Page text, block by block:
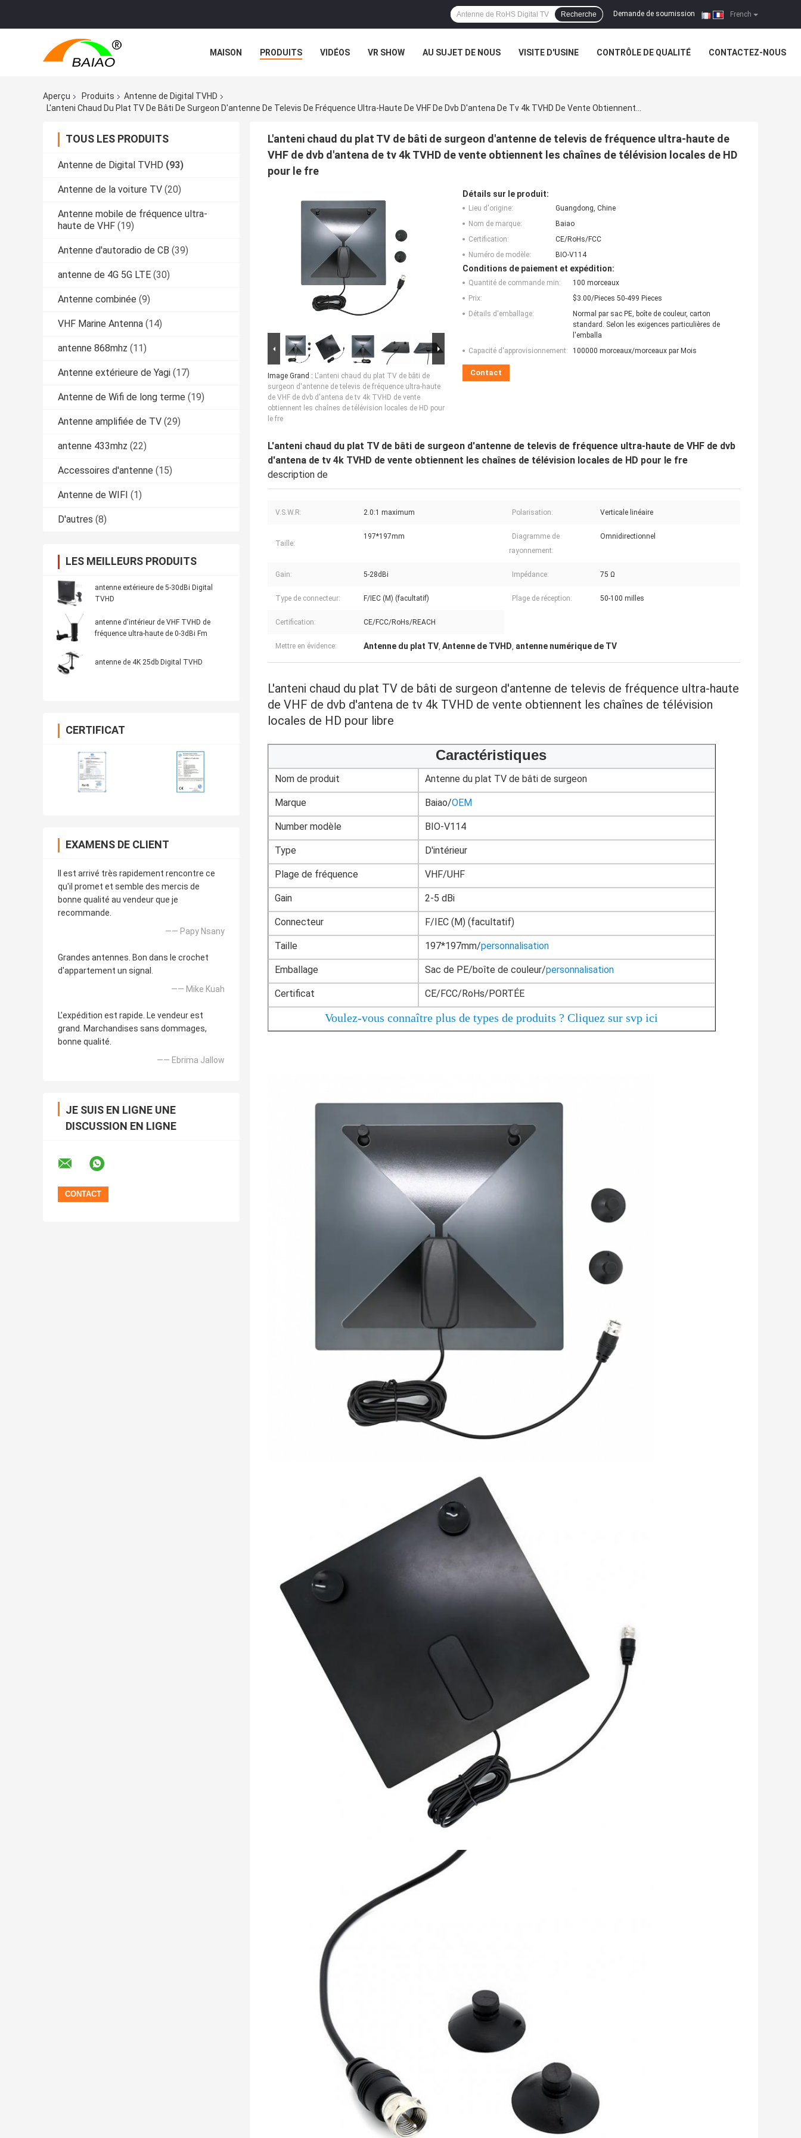
French
Demande de soumission |
Recherche
MAISON PRODUITS VIDÉOS VR SHOW AU SUJET DE NOUS VISITE D'USINE CONTRÔLE DE QUALITÉ CONTACTEZ-NOUS
Aperçu
Produits
Antenne de Digital TVHD
TOUS LES PRODUITS
Antenne de Digital TVHD (93)
Antenne de la voiture TV (20)
Antenne mobile de fréquence ultra-
haute de VHF (19)
Antenne d'autoradio de CB (39)
antenne de 4G 5G LTE (30)
Antenne combinée (9)
VHF Marine Antenna (14)
antenne 868mhz (11)
Antenne extérieure de Yagi (17)
Antenne de Wifi de long terme (19)
Antenne amplifiée de TV (29)
antenne 433mhz (22)
Accessoires d'antenne (15)
Antenne de WIFI (1)
D'autres (8)
LES MEILLEURS PRODUITS
antenne extérieure de 5-30dBi Digital
TVHD
antenne d'intérieur de VHF TVHD de
fréquence ultra-haute de 0-3dBi Fm
antenne de 4K 25db Digital TVHD
CERTIFICAT
EXAMENS DE CLIENT
Il est arrivé très rapidement rencontre ce
qu'il promet et semble des mercis de
bonne qualité au vendeur que je
recommande.
—— Papy Nsany
Grandes antennes. Bon dans le crochet
d'appartement un signal.
—— Mike Kuah
L'expédition est rapide. Le vendeur est
grand. Marchandises sans dommages,
bonne qualité.
—— Ebrima Jallow
JE SUIS EN LIGNE UNE
DISCUSSION EN LIGNE
L'anteni chaud du plat TV de bâti de surgeon d'antenne de televis de fréquence ultra-haute de
VHF de dvb d'antena de tv 4k TVHD de vente obtiennent les chaînes de télévision locales de HD
pour le fre
Image Grand : L'anteni chaud du plat TV de bâti de
surgeon d'antenne de televis de fréquence ultra-haute
de VHF de dvb d'antena de tv 4k TVHD de vente
obtiennent les chaînes de télévision locales de HD pour
le fre
Détails sur le produit:
Lieu d'origine:
Guangdong, Chine
Nom de marque:
Baiao
Certification:
CE/RoHs/FCC
Numéro de modèle:
BIO-V114
Conditions de paiement et expédition:
Quantité de commande min:
100 morceaux
Prix:
$3.00/Pieces 50-499 Pieces
Détails d'emballage:
Normal par sac PE, boîte de couleur, carton
standard. Selon les exigences particulières de
l'emballa
Capacité d'approvisionnement:
100000 morceaux/morceaux par Mois
Contact
L'anteni chaud du plat TV de bâti de surgeon d'antenne de televis de fréquence ultra-haute de VHF de dvb
d'antena de tv 4k TVHD de vente obtiennent les chaînes de télévision locales de HD pour le fre
description de
V.S.W.R: 2.0:1 maximum Polarisation: Verticale linéaire
Taille:
197*197mm
Diagramme de
rayonnement:
Omnidirectionnel
Gain: 5-28dBi Impédance: 75 Ω
Type de connecteur: F/IEC (M) (facultatif) Plage de réception: 50-100 milles
Certification: CE/FCC/RoHs/REACH
Mettre en évidence: Antenne du plat TV Antenne de TVHD antenne numérique de TV
L'anteni chaud du plat TV de bâti de surgeon d'antenne de televis de fréquence ultra-haute
de VHF de dvb d'antena de tv 4k TVHD de vente obtiennent les chaînes de télévision
locales de HD pour libre
Caractéristiques
Nom de produit Antenne du plat TV de bâti de surgeon
Marque Baiao/OEM
Number modèle BIO-V114
Type D'intérieur
Plage de fréquence VHF/UHF
Gain 2-5 dBi
Connecteur F/IEC (M) (facultatif)
Taille 197*197mm/personnalisation
Emballage Sac de PE/boîte de couleur/personnalisation
Certificat CE/FCC/RoHs/PORTÉE
Voulez-vous connaître plus de types de produits ? Cliquez sur svp ici